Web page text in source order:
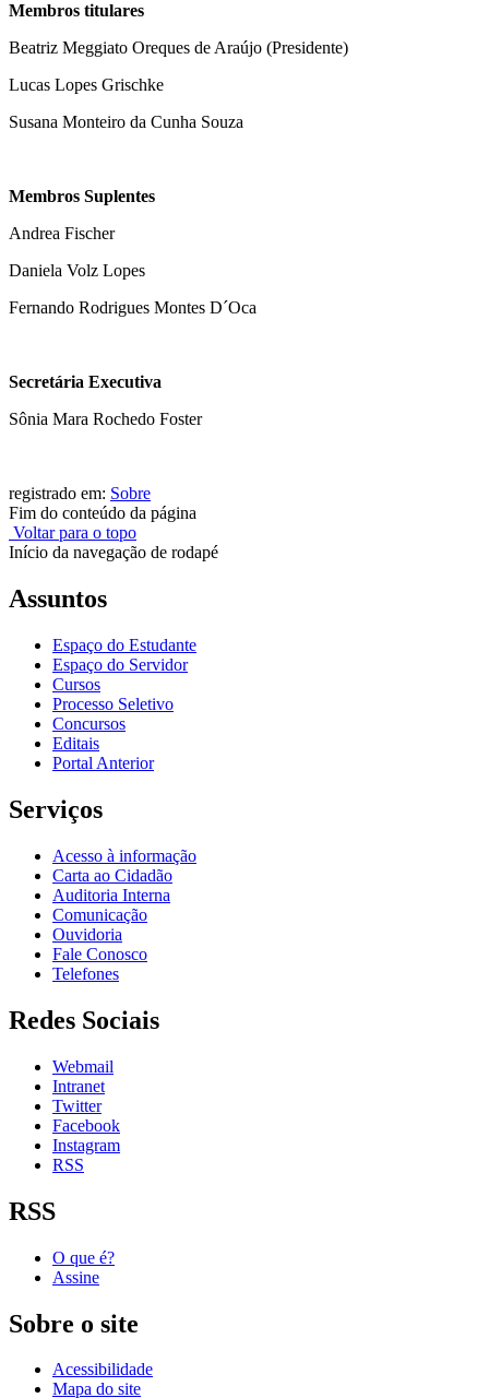
Membros titulares
Beatriz Meggiato Oreques de Araújo (Presidente)
Lucas Lopes Grischke
Susana Monteiro da Cunha Souza
Membros Suplentes
Andrea Fischer
Daniela Volz Lopes
Fernando Rodrigues Montes D´Oca
Secretária Executiva
Sônia Mara Rochedo Foster
registrado em: Sobre
Fim do conteúdo da página
Voltar para o topo
Início da navegação de rodapé
Assuntos
Espaço do Estudante
Espaço do Servidor
Cursos
Processo Seletivo
Concursos
Editais
Portal Anterior
Serviços
Acesso à informação
Carta ao Cidadão
Auditoria Interna
Comunicação
Ouvidoria
Fale Conosco
Telefones
Redes Sociais
Webmail
Intranet
Twitter
Facebook
Instagram
RSS
RSS
O que é?
Assine
Sobre o site
Acessibilidade
Mapa do site